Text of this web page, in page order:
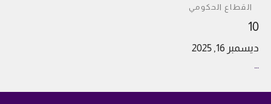
القطاع الحكومي
10
ديسمبر 16, 2025
…